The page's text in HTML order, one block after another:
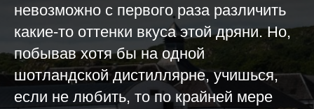
невозможно с первого раза различить
какие-то оттенки вкуса этой дряни. Но,
побывав хотя бы на одной
шотландской дистиллярне, учишься,
если не любить, то по крайней мере